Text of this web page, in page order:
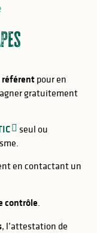
référentpour en
gratuitement
seul ou
en contactant un
contrôle.
, l’attestation de